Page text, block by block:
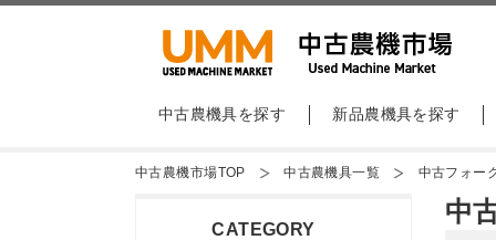
中古農機具を探す 新品農機具を探す
中古農機市場TOP 中古農機具一覧 中古フォー
中
CATEGORY